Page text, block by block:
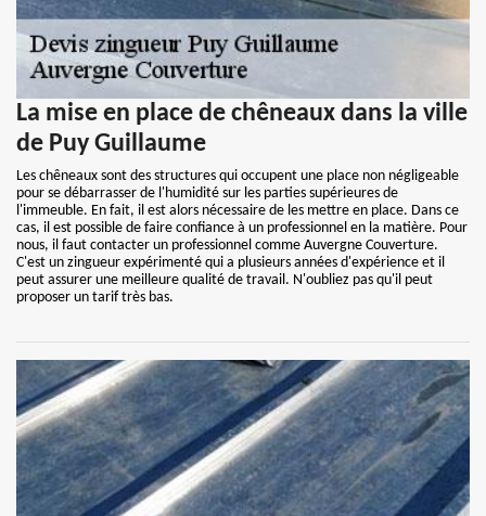
La mise en place de chêneaux dans la ville
de Puy Guillaume
Les chêneaux sont des structures qui occupent une place non négligeable
pour se débarrasser de l'humidité sur les parties supérieures de
l'immeuble. En fait, il est alors nécessaire de les mettre en place. Dans ce
cas, il est possible de faire confiance à un professionnel en la matière. Pour
nous, il faut contacter un professionnel comme Auvergne Couverture.
C'est un zingueur expérimenté qui a plusieurs années d'expérience et il
peut assurer une meilleure qualité de travail. N'oubliez pas qu'il peut
proposer un tarif très bas.